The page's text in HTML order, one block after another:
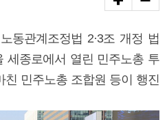
동관계조정법 2·3조 개정 법
세종로에서 열린 민주노총 투
민주노총 조합원 등이 행진